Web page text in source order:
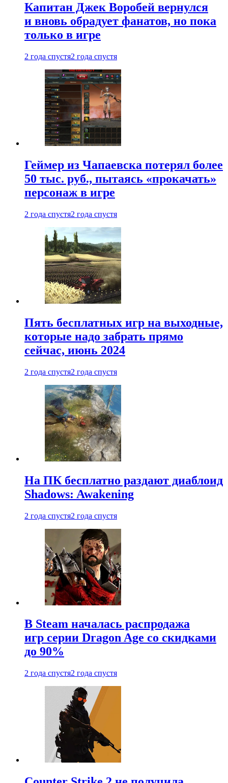
Капитан Джек Воробей вернулся
и вновь обрадует фанатов, но пока
только в игре
2 года спустя2 года спустя
Геймер из Чапаевска потерял более
50 тыс. руб., пытаясь «прокачать»
персонаж в игре
2 года спустя2 года спустя
Пять бесплатных игр на выходные,
которые надо забрать прямо
сейчас, июнь 2024
2 года спустя2 года спустя
На ПК бесплатно раздают диаблоид
Shadows: Awakening
2 года спустя2 года спустя
В Steam началась распродажа
игр серии Dragon Age со скидками
до 90%
2 года спустя2 года спустя